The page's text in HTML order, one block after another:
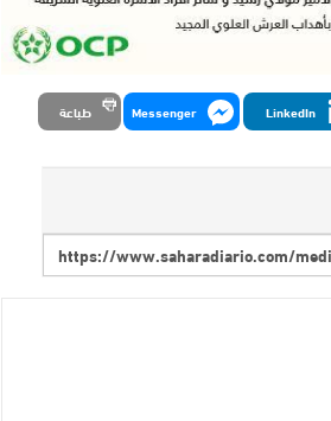
LinkedIn
Messenger طباعة